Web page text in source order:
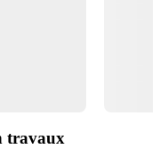
travaux